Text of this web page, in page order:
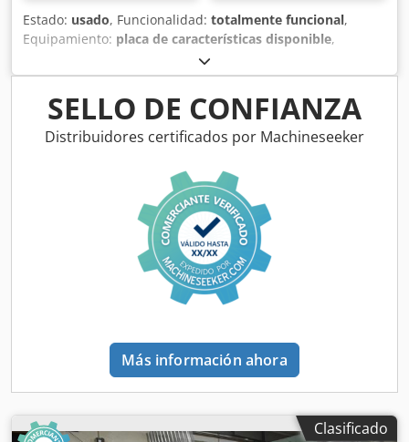
Estado: usado, Funcionalidad: totalmente funcional,
Equipamiento: placa de características disponible,
CIZALLA MARIO RIBOLDI 2500 X 3 /4 MODELO: CEM 253
MÁQUINA USADA Djdpfx Aijzbck To Ejkr CÓDIGO INTERNO:
SVR 425
SELLO DE CONFIANZA
Distribuidores certificados por Machineseeker
Más información ahora
Clasificado